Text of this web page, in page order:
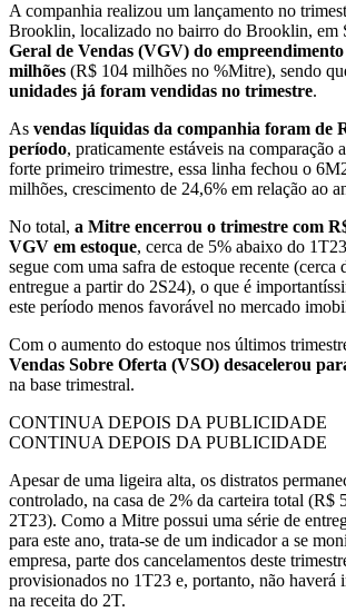
A companhia realizou um lançamento no
Brooklin, localizado no bairro do Brooklin, em
Geral de Vendas (VGV) do empreendimento
milhões (R$ 104 milhões no %Mitre), sendo
unidades já foram vendidas no trimestre.
As vendas líquidas da companhia foram de
período, praticamente estáveis na comparação
forte primeiro trimestre, essa linha fechou o
milhões, crescimento de 24,6% em relação ao
No total, a Mitre encerrou o trimestre com
VGV em estoque, cerca de 5% abaixo do
segue com uma safra de estoque recente (cerca
entregue a partir do 2S24), o que é
este período menos favorável no mercado
Com o aumento do estoque nos últimos
Vendas Sobre Oferta (VSO) desacelerou
na base trimestral.
CONTINUA DEPOIS DA PUBLICIDADE
CONTINUA DEPOIS DA PUBLICIDADE
Apesar de uma ligeira alta, os distratos
controlado, na casa de 2% da carteira total (R$
2T23). Como a Mitre possui uma série de
para este ano, trata-se de um indicador a se
empresa, parte dos cancelamentos deste
provisionados no 1T23 e, portanto, não haverá
na receita do 2T.